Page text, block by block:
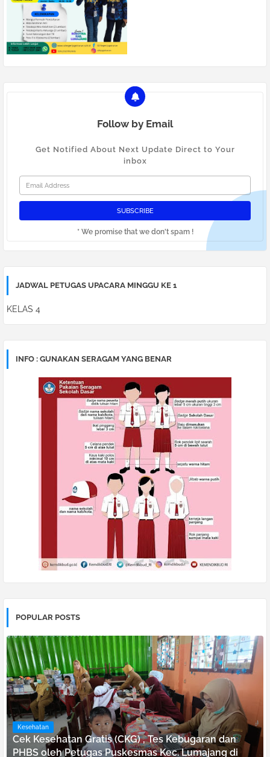
Follow by Email
Get Notified About Next Update Direct to Your
inbox
* We promise that we don't spam !
JADWAL PETUGAS UPACARA MINGGU KE 1
KELAS 4
INFO : GUNAKAN SERAGAM YANG BENAR
POPULAR POSTS
Kesehatan
Cek Kesehatan Gratis (CKG) , Tes Kebugaran dan
PHBS oleh Petugas Puskesmas Kec. Lumajang di